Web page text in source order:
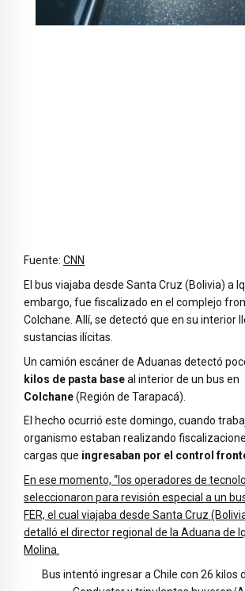
Fuente: CNN
El bus viajaba desde Santa Cruz (Bolivia) a
embargo, fue fiscalizado en el complejo
Colchane. Allí, se detectó que en su interior
sustancias ilícitas.
Un camión escáner de Aduanas detectó
kilos de pasta baseal interior de un bus en
Colchane(Región de Tarapacá).
El hecho ocurrió este domingo, cuando
organismo estaban realizando
cargas que ingresaban por el control
En ese momento, “los operadores de
seleccionaron para revisión especial a un
FER, el cual viajaba desde Santa Cruz
detalló el director regional de la Aduana de
Molina.
Bus intentó ingresar a Chile con 26 kilos